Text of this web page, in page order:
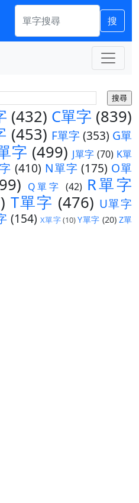
搜
(432) C單字 (839)
(453) F單字(353) G單
字 (499) J單字 (70) K單
(410) N單字 (175) O單
Q單字 (42) R單字
T單字 (476) U單字
(154) X單字(10)Y單字 (20) Z單